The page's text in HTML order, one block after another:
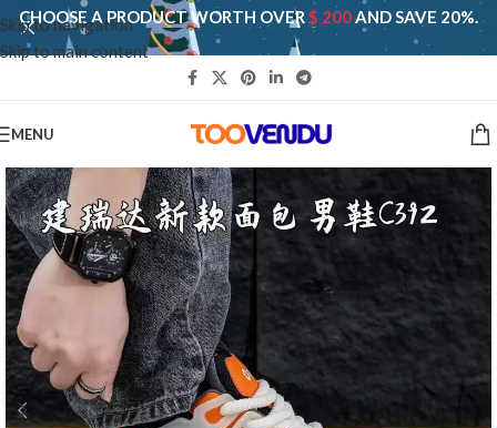
Skip to navigation
Skip to main content
CHOOSE A PRODUCT WORTH OVER$ 200AND SAVE 20%.
MENU